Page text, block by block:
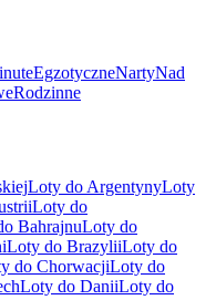
EgzotyczneNartyNad
Rodzinne
Loty do ArgentynyLoty
Loty do
BahrajnuLoty do
Loty do BrazyliiLoty do
do ChorwacjiLoty do
Loty do DaniiLoty do